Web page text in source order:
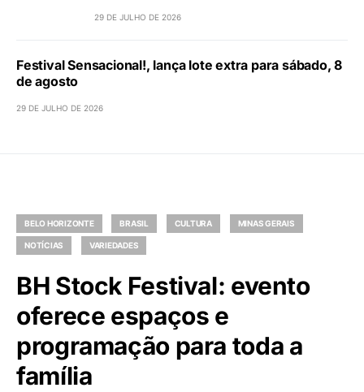
29 DE JULHO DE 2026
Festival Sensacional!, lança lote extra para sábado, 8
de agosto
29 DE JULHO DE 2026
BELO HORIZONTE BRASIL CULTURA MINAS GERAIS
NOTÍCIAS VARIEDADES
BH Stock Festival: evento
oferece espaços e
programação para toda a
família